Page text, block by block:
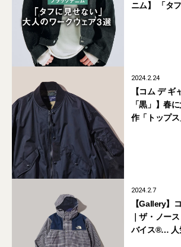
ニム】 「タ
2024.2.24
【コム デ ギ
「黒」】春
作「トップ
2024.2.7
【Gallery】
｜ザ・ノー
バイス®… 人